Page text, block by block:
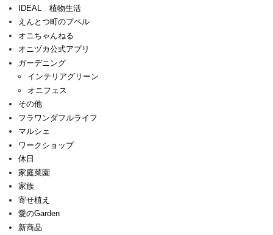
IDEAL 植物生活
えんとつ町のプペル
オニちゃんねる
オニヅカ公式アプリ
ガーデニング
インテリアグリーン
オニフェス
その他
フラワンダフルライフ
マルシェ
ワークショップ
休日
家庭菜園
家族
寄せ植え
愛のGarden
新商品